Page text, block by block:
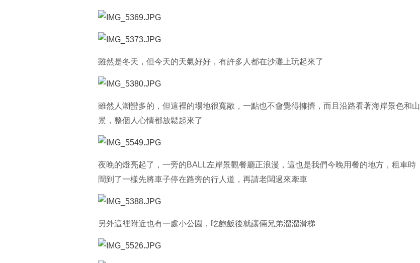
雖然是冬天，但今天的天氣好好，有許多人都在沙灘上玩起來了
雖然人潮蠻多的，但這裡的場地很寬敞，一點也不會覺得擁擠，而且沿路看著海岸景色和山
景，整個人心情都放鬆起來了
夜晚的燈亮起了，一旁的BALL左岸景觀餐廳正浪漫，這也是我們今晚用餐的地方，租車時
間到了一樣先將車子停在路旁的行人道，再請老闆過來牽車
另外這裡附近也有一處小公園，吃飽飯後就讓倆兄弟溜溜滑梯